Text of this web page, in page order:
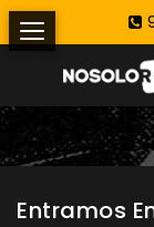
Entramos